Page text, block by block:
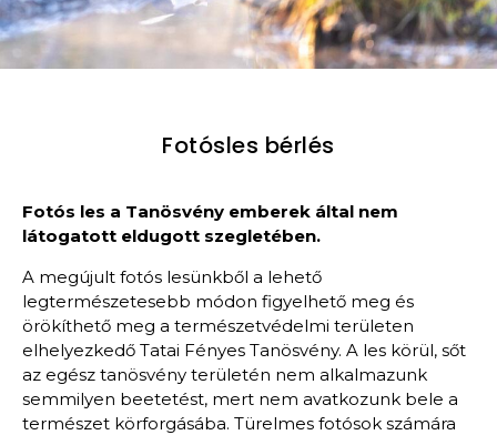
Fotósles bérlés
Fotós les a Tanösvény emberek által nem
látogatott eldugott szegletében.
A megújult fotós lesünkből a lehető
legtermészetesebb módon figyelhető meg és
örökíthető meg a természetvédelmi területen
elhelyezkedő Tatai Fényes Tanösvény. A les körül, sőt
az egész tanösvény területén nem alkalmazunk
semmilyen beetetést, mert nem avatkozunk bele a
természet körforgásába. Türelmes fotósok számára